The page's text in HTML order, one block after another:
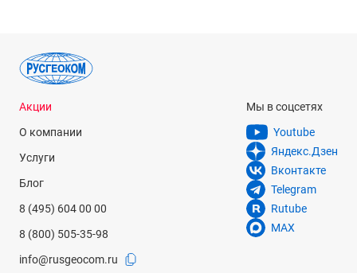
Акции
О компании
Услуги
Блог
8 (495) 604 00 00
8 (800) 505-35-98
info@rusgeocom.ru
Мы в соцсетях
Youtube
Яндекс.Дзен
Вконтакте
Telegram
Rutube
MAX